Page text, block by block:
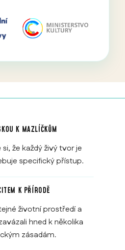
K MAZLÍČKŮM
že každý živý tvor je
specifický přístup.
K PŘÍRODĚ
životní prostředí a
hned k několika
zásadám.